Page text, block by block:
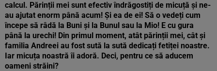
calcul. Părinții mei sunt efectiv îndrăgostiți de micuță și ne-
au ajutat enorm până acum! Și ea de ei! Să o vedeți cum
începe să râdă la Buni și la Bunul sau la Mio! E cu gura
până la urechi! Din primul moment, atât părinții mei, cât și
familia Andreei au fost sută la sută dedicați fetiței noastre.
Iar micuța noastră îi adoră. Deci, pentru ce să aducem
oameni străini?